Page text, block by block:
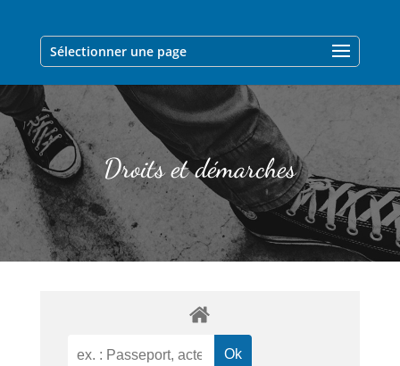
Sélectionner une page
Droits et démarches